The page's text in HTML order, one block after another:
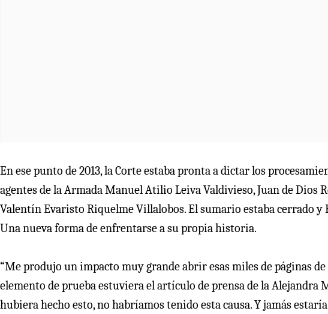
En ese punto de 2013, la Corte estaba pronta a dictar los
agentes de la Armada Manuel Atilio Leiva Valdivieso, Juan de Dios
Valentín Evaristo Riquelme Villalobos. El sumario estaba cerrado
Una nueva forma de enfrentarse a su propia historia.
“Me produjo un impacto muy grande abrir esas miles de páginas
elemento de prueba estuviera el artículo de prensa de la Alejandra
hubiera hecho esto, no habríamos tenido esta causa. Y jamás